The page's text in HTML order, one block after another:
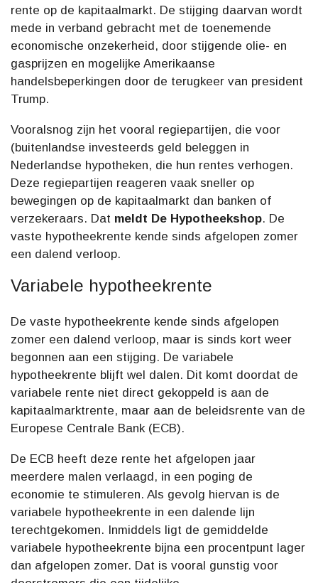
rente op de kapitaalmarkt. De stijging daarvan wordt
mede in verband gebracht met de toenemende
economische onzekerheid, door stijgende olie- en
gasprijzen en mogelijke Amerikaanse
handelsbeperkingen door de terugkeer van president
Trump.
Vooralsnog zijn het vooral regiepartijen, die voor
(buitenlandse investeerds geld beleggen in
Nederlandse hypotheken, die hun rentes verhogen.
Deze regiepartijen reageren vaak sneller op
bewegingen op de kapitaalmarkt dan banken of
verzekeraars. Dat meldt De Hypotheekshop. De
vaste hypotheekrente kende sinds afgelopen zomer
een dalend verloop.
Variabele hypotheekrente
De vaste hypotheekrente kende sinds afgelopen
zomer een dalend verloop, maar is sinds kort weer
begonnen aan een stijging. De variabele
hypotheekrente blijft wel dalen. Dit komt doordat de
variabele rente niet direct gekoppeld is aan de
kapitaalmarktrente, maar aan de beleidsrente van de
Europese Centrale Bank (ECB).
De ECB heeft deze rente het afgelopen jaar
meerdere malen verlaagd, in een poging de
economie te stimuleren. Als gevolg hiervan is de
variabele hypotheekrente in een dalende lijn
terechtgekomen. Inmiddels ligt de gemiddelde
variabele hypotheekrente bijna een procentpunt lager
dan afgelopen zomer. Dat is vooral gunstig voor